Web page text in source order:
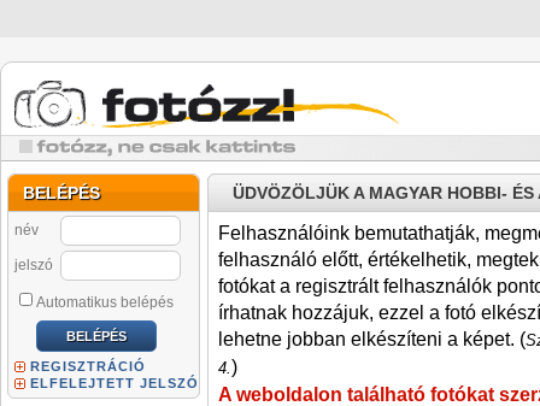
BELÉPÉS
név
jelszó
Automatikus belépés
REGISZTRÁCIÓ
ELFELEJTETT JELSZÓ
ÜDVÖZÖLJÜK A MAGYAR HOBBI-
Felhasználóink bemutathatják,
felhasználó előtt, értékelhetik,
fotókat a regisztrált felhasználók
írhatnak hozzájuk, ezzel a fotó
lehetne jobban elkészíteni a képet. (
4.)
A weboldalon található fotókat